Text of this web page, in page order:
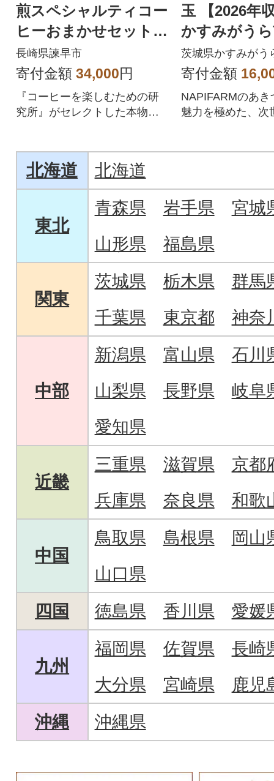
煎スペシャルティコー
ヒーおまかせセット
スタンダード(中挽き)
全2回
長崎県諫早市
寄付金額 34,000円
『コーヒーを楽しむための研
究所』がセレクトした本物の
玉 【2026年
かすみがう
茨城県かすみがう
寄付金額
NAPIFARMのあ
魅力を極めた、次
北海道 北海道
東北
青森県 岩手県
宮城
山形県
福島県
関東
茨城県 栃木県
群馬
千葉県
東京都 神奈
中部
新潟県 富山県
石川
山梨県
長野県
岐阜
愛知県
近畿
三重県 滋賀県
京都
兵庫県
奈良県 和歌
中国
鳥取県 島根県
岡山
山口県
四国
徳島県 香川県 愛媛
九州
福岡県 佐賀県
長崎
大分県
宮崎県
鹿児
沖縄
沖縄県